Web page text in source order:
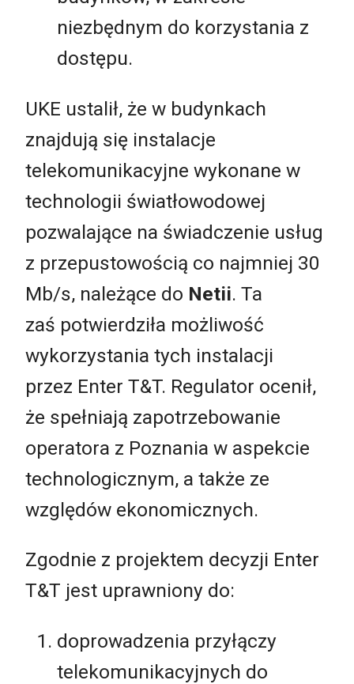
niezbędnym do korzystania z
dostępu.
UKE ustalił, że w budynkach
znajdują się instalacje
telekomunikacyjne wykonane w
technologii światłowodowej
pozwalające na świadczenie usług
z przepustowością co najmniej 30
Mb/s, należące do Netii. Ta
zaś potwierdziła możliwość
wykorzystania tych instalacji
przez Enter T&T. Regulator ocenił,
że spełniają zapotrzebowanie
operatora z Poznania w aspekcie
technologicznym, a także ze
względów ekonomicznych.
Zgodnie z projektem decyzji Enter
T&T jest uprawniony do:
doprowadzenia przyłączy
telekomunikacyjnych do